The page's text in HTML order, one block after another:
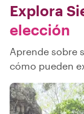
Explora
elección
Aprende sobre
cómo pueden